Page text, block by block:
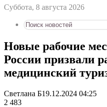
Суббота, 8 августа 2026
Новые рабочие
России призвали
медицинский
Светлана Б19.12.2024 04:25
2 483